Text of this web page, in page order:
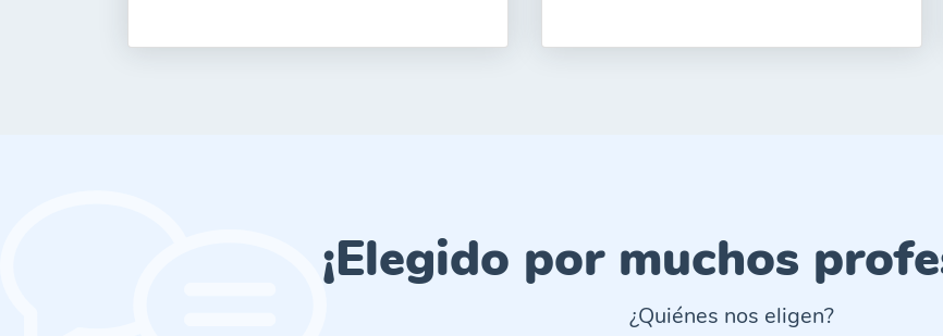
¡Elegido por muchos
¿Quiénes nos eligen?